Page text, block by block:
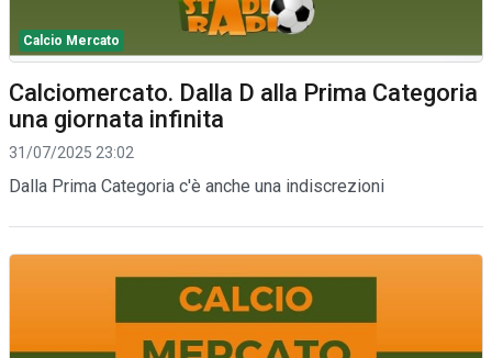
Calcio Mercato
Calciomercato. Dalla D alla Prima Categoria
una giornata infinita
31/07/2025 23:02
Dalla Prima Categoria c'è anche una indiscrezioni